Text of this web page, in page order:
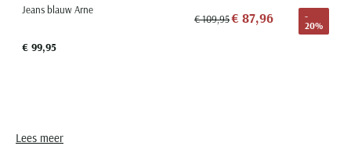
Jeans blauw Arne
€ 99,95
€ 109,95€ 87,96
-
20%
Lees meer